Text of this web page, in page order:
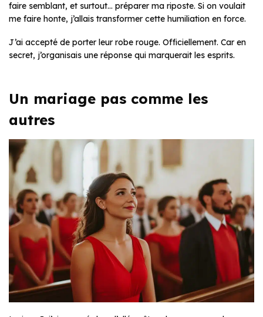
faire semblant, et surtout… préparer ma riposte. Si on voulait
me faire honte, j’allais transformer cette humiliation en force.
J’ai accepté de porter leur robe rouge. Officiellement. Car en
secret, j’organisais une réponse qui marquerait les esprits.
Un mariage pas comme les
autres